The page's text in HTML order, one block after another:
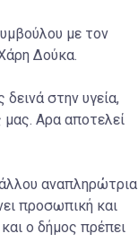
με τον
Δούκα.
στην υγεία,
μας. Αρα αποτελεί
αναπληρώτρια
προσωπική και
ο δήμος πρέπει